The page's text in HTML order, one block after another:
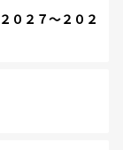
２７～２０２